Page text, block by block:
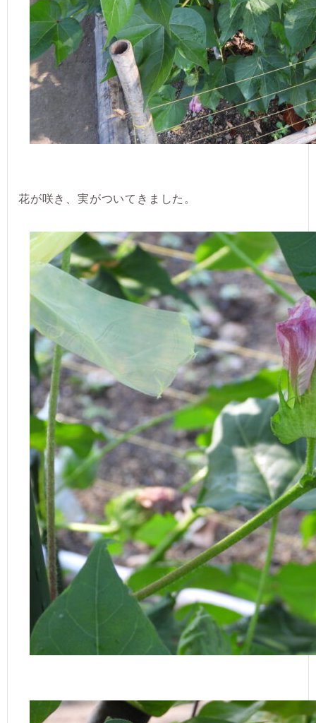
花が咲き、実がついてきました。